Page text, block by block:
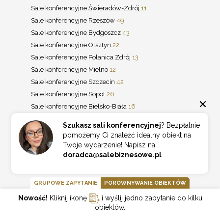
Sale konferencyjne Świeradów-Zdrój 11
Sale konferencyjne Rzeszów 49
Sale konferencyjne Bydgoszcz 43
Sale konferencyjne Olsztyn 22
Sale konferencyjne Polanica Zdrój 13
Sale konferencyjne Mielno 12
Sale konferencyjne Szczecin 42
Sale konferencyjne Sopot 26
Sale konferencyjne Bielsko-Biała 16
Sale konferencyjne Jastrzębia Góra 13
Sale konferencyjne Wieliczka11
Sale konferencyjne Białka Tatrzańska10
REGIONY
Szukasz sali konferencyjnej? Bezpłatnie
pomożemy Ci znaleźć idealny obiekt na
Twoje wydarzenie! Napisz na
doradca@salebiznesowe.pl
GRUPOWE ZAPYTANIE PORÓWNYWANIE OBIEKTÓW
Nowość! Kliknij ikonę
i wyślij jedno zapytanie do kilku
obiektów.